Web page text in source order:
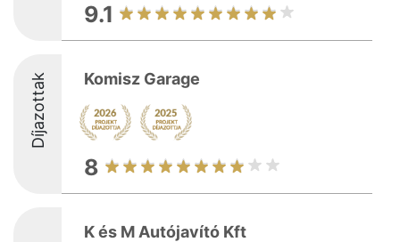
9.1
Díjazottak Komisz Garage
8
K és M Autójavító Kft